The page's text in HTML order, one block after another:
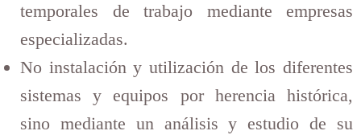
temporales de trabajo mediante empresas
especializadas.
No instalación y utilización de los diferentes
sistemas y equipos por herencia histórica,
sino mediante un análisis y estudio de su